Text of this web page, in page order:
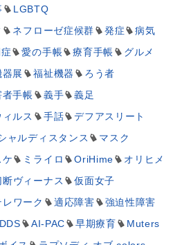
LGBTQ
ネフローゼ症候群 発症
病気
愛の手帳 療育手帳
グルメ
展 福祉機器
ろう者
手帳 義手
義足
ルス 手話
デフアスリート
ャルディスタンス
マスク
ミライロ OriHime
オリヒメ
断ヴィーナス
仮面女子
レワーク 適応障害
強迫性障害
AI-PAC 早期療育
Muters